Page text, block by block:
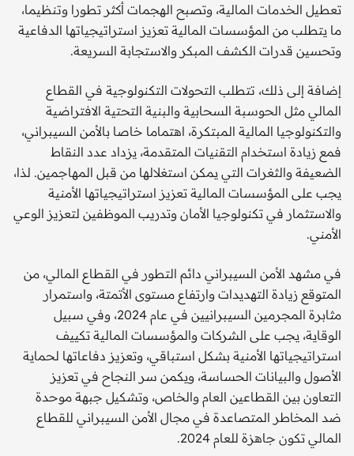
تعطيل الخدمات المالية، وتصبح الهجمات أكثر تطورا وتنظيما،
ما يتطلب من المؤسسات المالية تعزيز استراتيجياتها الدفاعية
وتحسين قدرات الكشف المبكر والاستجابة السريعة.
إضافة إلى ذلك، تتطلب التحولات التكنولوجية في القطاع
المالي مثل الحوسبة السحابية والبنية التحتية الافتراضية
والتكنولوجيا المالية المبتكرة، اهتماما خاصا بالأمن السيبراني،
فمع زيادة استخدام التقنيات المتقدمة، يزداد عدد النقاط
الضعيفة والثغرات التي يمكن استغلالها من قبل المهاجمين. لذا،
يجب على المؤسسات المالية تعزيز استراتيجياتها الأمنية
والاستثمار في تكنولوجيا الأمان وتدريب الموظفين لتعزيز الوعي
الأمني.
في مشهد الأمن السيبراني دائم التطور في القطاع المالي، من
المتوقع زيادة التهديدات وارتفاع مستوى الأتمتة، واستمرار
مثابرة المجرمين السيبرانيين في عام 2024، وفي سبيل
الوقاية، يجب على الشركات والمؤسسات المالية تكييف
استراتيجياتها الأمنية بشكل استباقي، وتعزيز دفاعاتها لحماية
الأصول والبيانات الحساسة، ويكمن سر النجاح في تعزيز
التعاون بين القطاعين العام والخاص، وتشكيل جبهة موحدة
ضد المخاطر المتصاعدة في مجال الأمن السيبراني للقطاع
المالي تكون جاهزة للعام 2024.